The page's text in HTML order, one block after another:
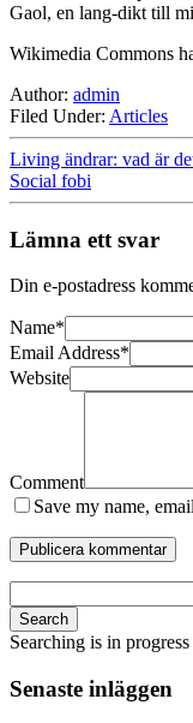
Gaol, en lang-dikt till
Wikimedia Commons
Author: admin
Filed Under: Articles
Living ändrar: vad är
Social fobi
Lämna ett svar
Din e-postadress
Name*
Email Address*
Website
Comment
Save my name,
Search
Searching is in progress
Senaste inläggen